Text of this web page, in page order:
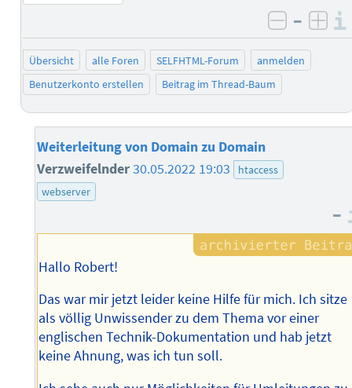
negativ
–
Übersicht alle Foren SELFHTML-Forum
anmelden
Benutzerkonto erstellen
Beitrag im Thread-Baum
Weiterleitung von Domain zu Domain
Verzweifelnder30.05.2022 19:03
htaccess
webserver
–
Hallo Robert!
Das war mir jetzt leider keine Hilfe für mich. Ich sitze
als völlig Unwissender zu dem Thema vor einer
englischen Technik-Dokumentation und hab jetzt
keine Ahnung, was ich tun soll.